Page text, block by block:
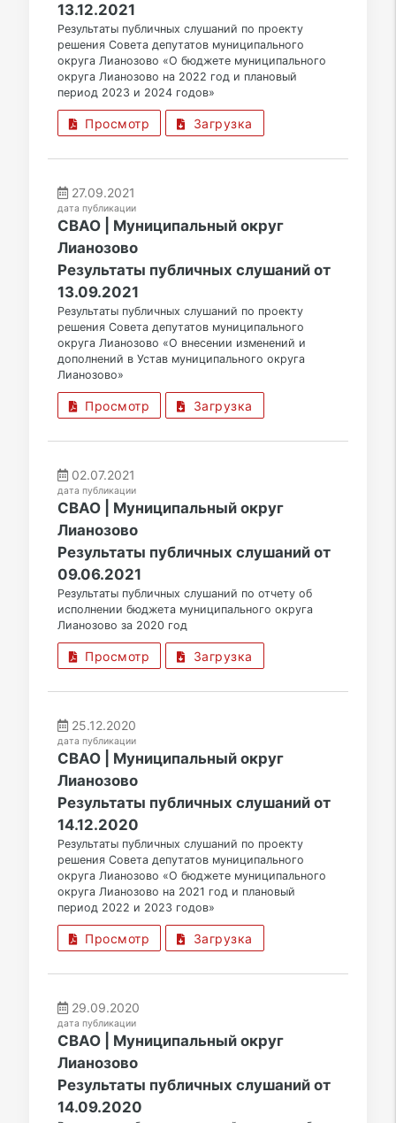
13.12.2021
Результаты публичных слушаний по проекту
решения Совета депутатов муниципального
округа Лианозово «О бюджете муниципального
округа Лианозово на 2022 год и плановый
период 2023 и 2024 годов»
Просмотр Загрузка
27.09.2021
дата публикации
СВАО | Муниципальный округ
Лианозово
Результаты публичных слушаний от
13.09.2021
Результаты публичных слушаний по проекту
решения Совета депутатов муниципального
округа Лианозово «О внесении изменений и
дополнений в Устав муниципального округа
Лианозово»
Просмотр Загрузка
02.07.2021
дата публикации
СВАО | Муниципальный округ
Лианозово
Результаты публичных слушаний от
09.06.2021
Результаты публичных слушаний по отчету об
исполнении бюджета муниципального округа
Лианозово за 2020 год
Просмотр Загрузка
25.12.2020
дата публикации
СВАО | Муниципальный округ
Лианозово
Результаты публичных слушаний от
14.12.2020
Результаты публичных слушаний по проекту
решения Совета депутатов муниципального
округа Лианозово «О бюджете муниципального
округа Лианозово на 2021 год и плановый
период 2022 и 2023 годов»
Просмотр Загрузка
29.09.2020
дата публикации
СВАО | Муниципальный округ
Лианозово
Результаты публичных слушаний от
14.09.2020